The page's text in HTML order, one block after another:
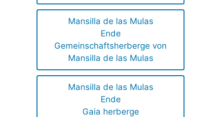
Mansilla de las Mulas
Ende
Gemeinschaftsherberge von
Mansilla de las Mulas
Mansilla de las Mulas
Ende
Gaia herberge